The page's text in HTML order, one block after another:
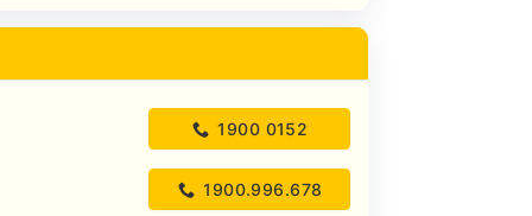
1900 0152
1900.996.678